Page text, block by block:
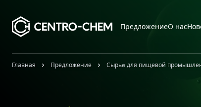
ПредложениеО нас
Главная Предложение Сырьe для пищевой